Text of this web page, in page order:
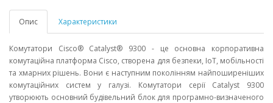
Опис Характеристики
Комутатори Cisco® Catalyst® 9300 - це основна корпоративна
комутаційна платформа Cisco, створена для безпеки, IoT, мобільності
та хмарних рішень. Вони є наступним поколінням найпоширеніших
комутаційних систем у галузі. Комутатори серії Catalyst 9300
утворюють основний будівельний блок для програмно-визначеного